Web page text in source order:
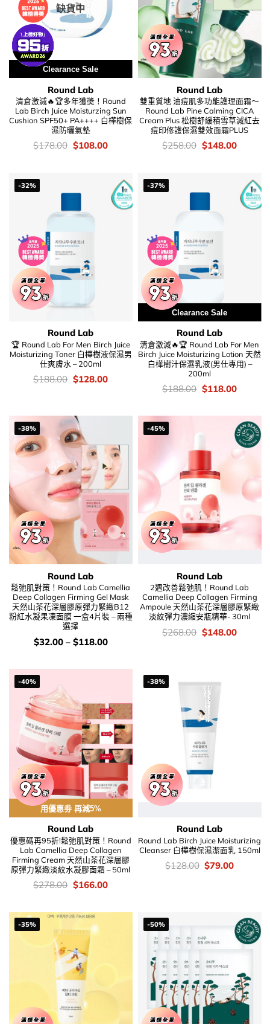
Clearance Sale
缺貨中
Round Lab
清倉激減🔥🏆多年獲奬！Round
Lab Birch Juice Moisturzing Sun
Cushion SPF50+ PA++++ 白樺樹保
濕防曬氣墊
價
$178.00 Original
$108.00Current
Round Lab
雙重質地 油痘肌多功能護理面霜～
Round Lab Pine Calming CICA
Cream Plus 松樹舒緩積雪草減紅去
痘印修護保濕雙效面霜PLUS
價
$258.00 Original
$148.00Current
-32%
Round Lab
🏆 Round Lab For Men Birch Juice
Moisturizing Toner 白樺樹液保濕男
仕爽膚水 – 200ml
價
錢：
$188.00 Original
price
$128.00Current
-37%
Clearance Sale
Round Lab
清倉激減🔥🏆 Round Lab For Men
Birch Juice Moisturizing Lotion 天然
白樺樹汁保濕乳液(男仕專用) –
200ml
價
錢：
$188.00 Original
price
$188.00.
$118.00Current
-38%
Round Lab
鬆弛肌對策！Round Lab Camellia
Deep Collagen Firming Gel Mask
天然山茶花深層膠原彈力緊緻B12
粉紅水凝果凍面膜 一盒4片裝 – 兩種
選擇
價
錢：
$32.00– $118.00
-45%
Round Lab
2週改善鬆弛肌！Round Lab
Camellia Deep Collagen Firming
Ampoule 天然山茶花深層膠原緊緻
淡紋彈力濃縮安瓶精華- 30ml
價
錢：
$268.00 Original
price
$148.00Current
-40%
用優惠劵 再減5%
Round Lab
優惠碼再95折!鬆弛肌對策！Round
Lab Camellia Deep Collagen
Firming Cream 天然山茶花深層膠
原彈力緊緻淡紋水凝膠面霜 – 50ml
價
錢：
$278.00 Original
price
$278.00.
$166.00Current
$166.00.
-38%
Round Lab
Round Lab Birch Juice Moisturizing
Cleanser 白樺樹保濕潔面乳 150ml
價
錢：
$128.00 Original
price
$79.00Current
-35% -50%